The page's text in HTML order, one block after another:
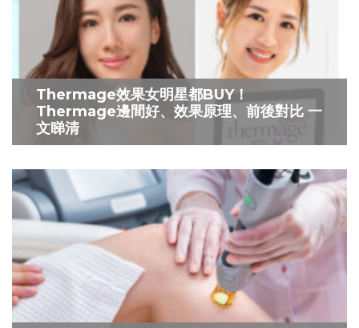
Thermage效果女明星都BUY！
Thermage邊間好、效果原理、前後對比 一
文睇清